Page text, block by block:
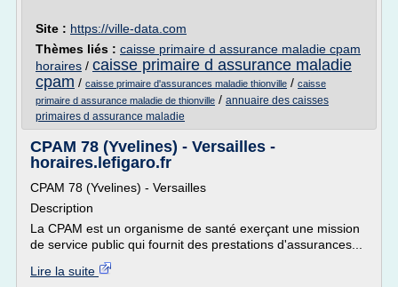
Site : https://ville-data.com
Thèmes liés : caisse primaire d assurance maladie cpam
horaires / caisse primaire d assurance maladie
cpam / caisse primaire d'assurances maladie thionville / caisse
primaire d assurance maladie de thionville / annuaire des caisses
primaires d assurance maladie
CPAM 78 (Yvelines) - Versailles -
horaires.lefigaro.fr
CPAM 78 (Yvelines) - Versailles
Description
La CPAM est un organisme de santé exerçant une mission
de service public qui fournit des prestations d'assurances...
Lire la suite